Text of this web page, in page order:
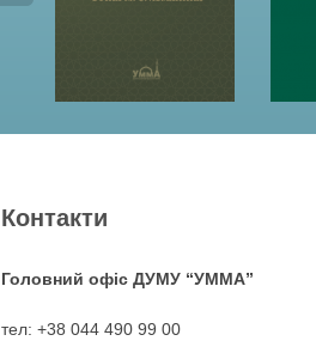
Контакти
Головний офіс ДУМУ “УММА”
тел: +38 044 490 99 00